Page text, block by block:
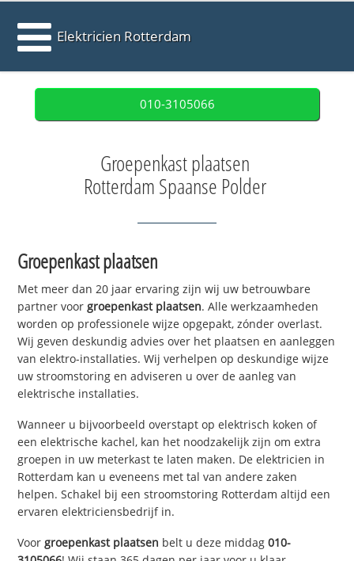
Elektricien Rotterdam
010-3105066
Groepenkast plaatsen
Rotterdam Spaanse Polder
Groepenkast plaatsen
Met meer dan 20 jaar ervaring zijn wij uw betrouwbare
partner voorgroepenkast plaatsen. Alle werkzaamheden
worden op professionele wijze opgepakt, zónder overlast.
Wij geven deskundig advies over het plaatsen en aanleggen
van elektro-installaties. Wij verhelpen op deskundige wijze
uw stroomstoring en adviseren u over de aanleg van
elektrische installaties.
Wanneer u bijvoorbeeld overstapt op elektrisch koken of
een elektrische kachel, kan het noodzakelijk zijn om extra
groepen in uw meterkast te laten maken. De elektricien in
Rotterdam kan u eveneens met tal van andere zaken
helpen. Schakel bij een stroomstoring Rotterdam altijd een
ervaren elektriciensbedrijf in.
Voorgroepenkast plaatsen belt u deze middag010-